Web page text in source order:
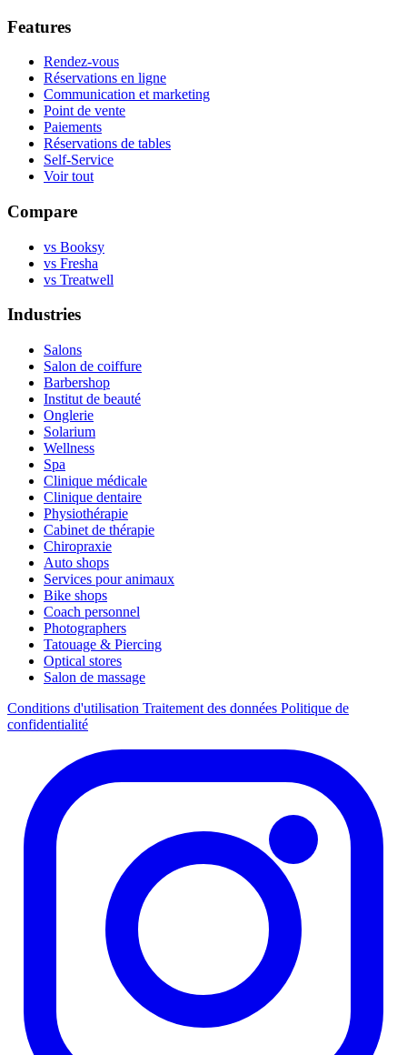
Features
Rendez-vous
Réservations en ligne
Communication et marketing
Point de vente
Paiements
Réservations de tables
Self-Service
Voir tout
Compare
vs Booksy
vs Fresha
vs Treatwell
Industries
Salons
Salon de coiffure
Barbershop
Institut de beauté
Onglerie
Solarium
Wellness
Spa
Clinique médicale
Clinique dentaire
Physiothérapie
Cabinet de thérapie
Chiropraxie
Auto shops
Services pour animaux
Bike shops
Coach personnel
Photographers
Tatouage & Piercing
Optical stores
Salon de massage
Conditions d'utilisation Traitement des données Politique de
confidentialité